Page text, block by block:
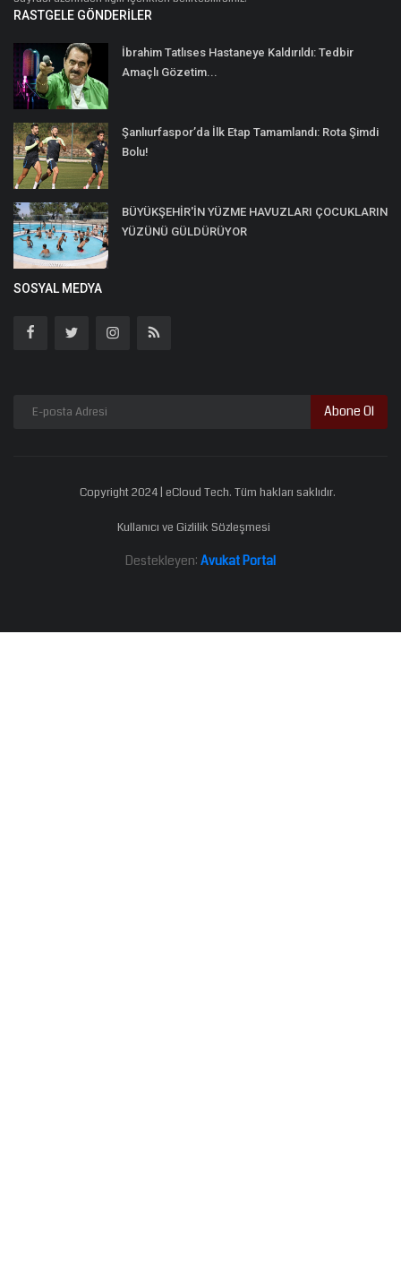
RASTGELE GÖNDERILER
İbrahim Tatlıses Hastaneye Kaldırıldı: Tedbir
Amaçlı Gözetim...
Şanlıurfaspor’da İlk Etap Tamamlandı: Rota Şimdi
Bolu!
BÜYÜKŞEHİR'İN YÜZME HAVUZLARI ÇOCUKLARIN
YÜZÜNÜ GÜLDÜRÜYOR
SOSYAL MEDYA
Abone Ol
Copyright 2024 | eCloud Tech. Tüm hakları saklıdır.
Kullanıcı ve Gizlilik Sözleşmesi
Destekleyen: Avukat Portal